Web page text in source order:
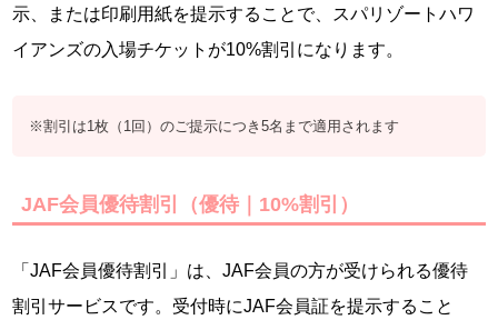
示、または印刷用紙を提示することで、スパリゾートハワ
イアンズの入場チケットが10%割引になります。
※割引は1枚（1回）のご提示につき5名まで適用されます
JAF会員優待割引（優待｜10%割引）
「JAF会員優待割引」は、JAF会員の方が受けられる優待
割引サービスです。受付時にJAF会員証を提示すること